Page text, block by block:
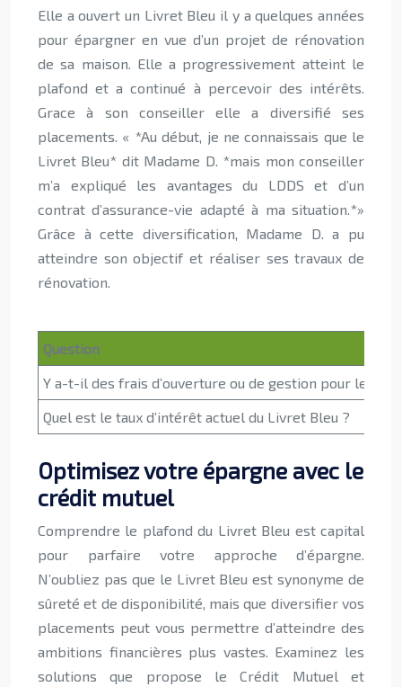
Elle a ouvert un Livret Bleu il y a quelques années
pour épargner en vue d’un projet de rénovation
de sa maison. Elle a progressivement atteint le
plafond et a continué à percevoir des intérêts.
Grace à son conseiller elle a diversifié ses
placements. « *Au début, je ne connaissais que le
Livret Bleu* dit Madame D. *mais mon conseiller
m’a expliqué les avantages du LDDS et d’un
contrat d’assurance-vie adapté à ma situation.*»
Grâce à cette diversification, Madame D. a pu
atteindre son objectif et réaliser ses travaux de
rénovation.
Question
Y a-t-il des frais d’ouverture ou de gestion pour le
Quel est le taux d’intérêt actuel du Livret Bleu ?
Optimisez votre épargne avec le
crédit mutuel
Comprendre le plafond du Livret Bleu est capital
pour parfaire votre approche d’épargne.
N’oubliez pas que le Livret Bleu est synonyme de
sûreté et de disponibilité, mais que diversifier vos
placements peut vous permettre d’atteindre des
ambitions financières plus vastes. Examinez les
solutions que propose le Crédit Mutuel et